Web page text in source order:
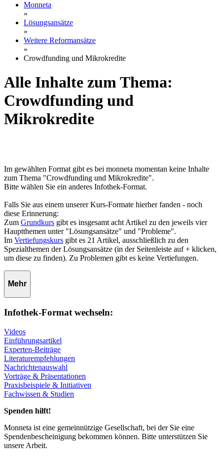
Monneta
»
Lösungsansätze
»
Weitere Reformansätze
»
Crowdfunding und Mikrokredite
Alle Inhalte zum Thema:
Crowdfunding und
Mikrokredite
Im gewählten Format gibt es bei monneta momentan keine Inhalte
zum Thema "Crowdfunding und Mikrokredite".
Bitte wählen Sie ein anderes Infothek-Format.
Falls Sie aus einem unserer Kurs-Formate hierher fanden - noch
diese Erinnerung:
Zum Grundkurs gibt es insgesamt acht Artikel zu den jeweils vier
Hauptthemen unter "Lösungsansätze" und "Probleme".
Im Vertiefungskurs gibt es 21 Artikel, ausschließlich zu den
Spezialthemen der Lösungsansätze (in der Seitenleiste auf + klicken,
um diese zu finden). Zu Problemen gibt es keine Vertiefungen.
Mehr
Infothek-Format wechseln:
Videos
Einführungsartikel
Experten-Beiträge
Literaturempfehlungen
Nachrichtenauswahl
Vorträge & Präsentationen
Praxisbeispiele & Initiativen
Fachwissen & Studien
Spenden hilft!
Monneta ist eine gemeinnützige Gesellschaft, bei der Sie eine
Spendenbescheinigung bekommen können. Bitte unterstützen Sie
unsere Arbeit.